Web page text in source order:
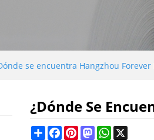
se encuentra Hangzhou Forever
¿Dónde Se
ShareFacebookPinterestMastodonWhatsApp